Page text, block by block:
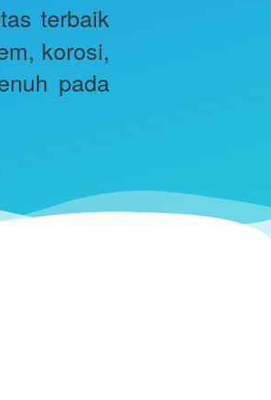
terbaik
korosi,
pada